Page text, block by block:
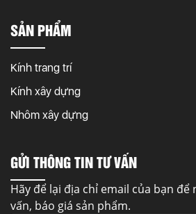
SẢN PHẨM
Kính trang trí
Kính xây dựng
Nhôm xây dựng
GỬI THÔNG TIN TƯ VẤN
Hãy để lại địa chỉ email của bạn
vấn, báo giá sản phẩm.